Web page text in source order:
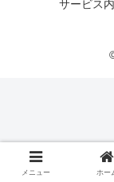
サービス
メニュー ホー